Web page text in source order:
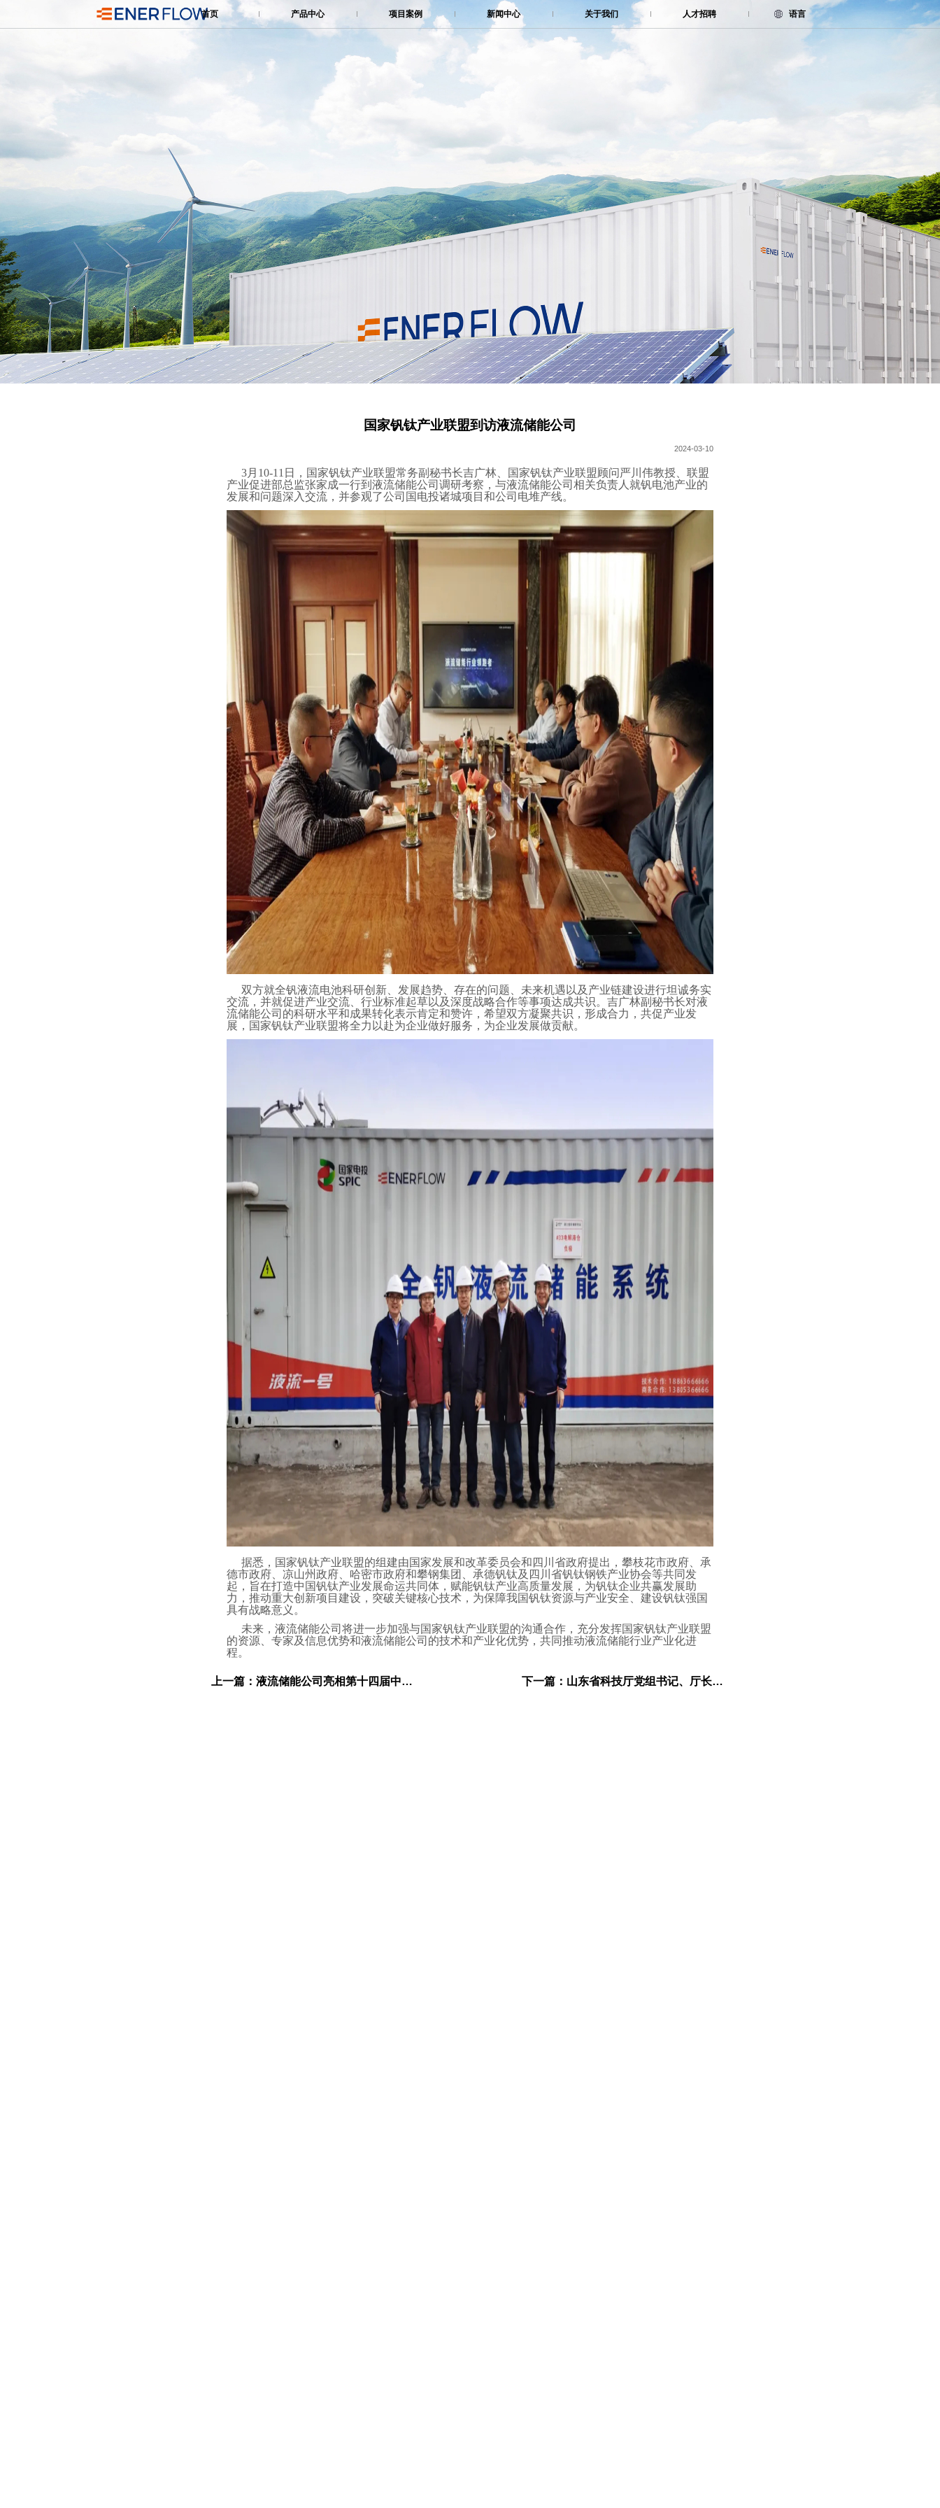
首页 产品中心 项目案例 新闻中心 关于我们 人才招聘 语言
国家钒钛产业联盟到访液流储能公司
2024-03-10
3月10-11日，国家钒钛产业联盟常务副秘书长吉广林、国家钒钛产业联盟顾问严川伟教授、联盟
产业促进部总监张家成一行到液流储能公司调研考察，与液流储能公司相关负责人就钒电池产业的
发展和问题深入交流，并参观了公司国电投诸城项目和公司电堆产线。
双方就全钒液流电池科研创新、发展趋势、存在的问题、未来机遇以及产业链建设进行坦诚务实
交流，并就促进产业交流、行业标准起草以及深度战略合作等事项达成共识。吉广林副秘书长对液
流储能公司的科研水平和成果转化表示肯定和赞许，希望双方凝聚共识，形成合力，共促产业发
展，国家钒钛产业联盟将全力以赴为企业做好服务，为企业发展做贡献。
据悉，国家钒钛产业联盟的组建由国家发展和改革委员会和四川省政府提出，攀枝花市政府、承
德市政府、凉山州政府、哈密市政府和攀钢集团、承德钒钛及四川省钒钛钢铁产业协会等共同发
起，旨在打造中国钒钛产业发展命运共同体，赋能钒钛产业高质量发展，为钒钛企业共赢发展助
力，推动重大创新项目建设，突破关键核心技术，为保障我国钒钛资源与产业安全、建设钒钛强国
具有战略意义。
未来，液流储能公司将进一步加强与国家钒钛产业联盟的沟通合作，充分发挥国家钒钛产业联盟
的资源、专家及信息优势和液流储能公司的技术和产业化优势，共同推动液流储能行业产业化进
程。
上一篇：液流储能公司亮相第十四届中国国际储能大会 下一篇： 山东省科技厅党组书记、厅长孙海生一行调研液流储能公司